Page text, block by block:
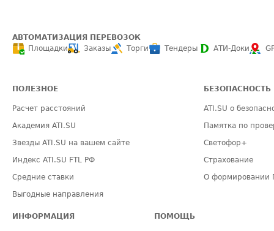
АВТОМАТИЗАЦИЯ ПЕРЕВОЗОК
Площадки
Заказы Торги Тендеры АТИ-Доки
ПОЛЕЗНОЕ
Расчет расстояний
Академия ATI.SU
Звезды ATI.SU на вашем сайте
Индекс ATI.SU FTL РФ
Средние ставки
Выгодные направления
БЕЗОПАСНОСТЬ
ATI.SU о
Памятка по
Светофор+
Страхование
О формировании
ИНФОРМАЦИЯ ПОМОЩЬ